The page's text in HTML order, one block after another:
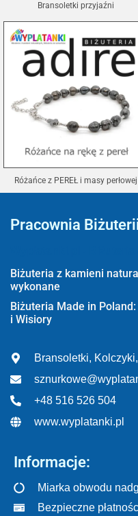
Bransoletki przyjaźni
Różańce z PEREŁ i masy perłowej
Pracownia
Biżuteria z kamieni
wykonane
Biżuteria Made in
i Wisiory
Bransoletki,
+48 516 526 504
www.wyplatanki.pl
Informacje:
Miarka obwodu
Bezpieczne